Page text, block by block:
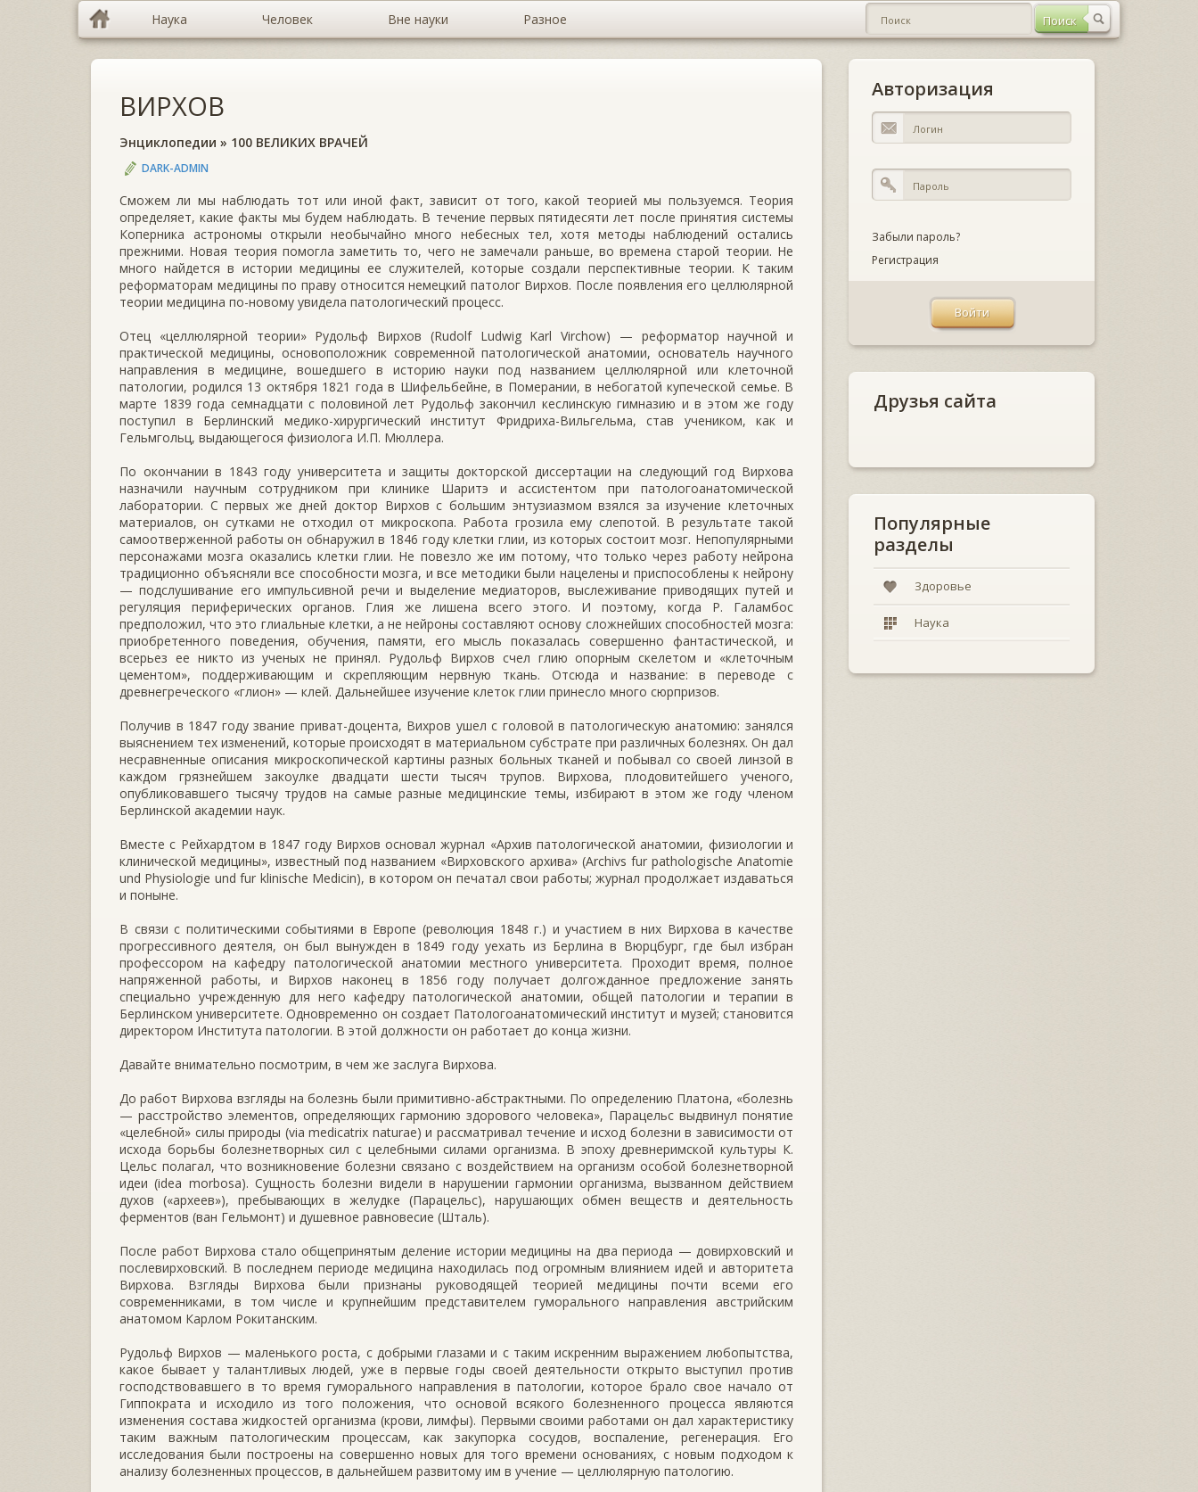
Наука Человек Вне науки Разное
ВИРХОВ
Энциклопедии » 100 ВЕЛИКИХ ВРАЧЕЙ
DARK-ADMIN
Сможем ли мы наблюдать тот или иной факт, зависит от того, какой теорией мы пользуемся. Теория
определяет, какие факты мы будем наблюдать. В течение первых пятидесяти лет после принятия системы
Коперника астрономы открыли необычайно много небесных тел, хотя методы наблюдений остались
прежними. Новая теория помогла заметить то, чего не замечали раньше, во времена старой теории. Не
много найдется в истории медицины ее служителей, которые создали перспективные теории. К таким
реформаторам медицины по праву относится немецкий патолог Вирхов. После появления его целлюлярной
теории медицина по-новому увидела патологический процесс.
Отец «целлюлярной теории» Рудольф Вирхов (Rudolf Ludwig Karl Virchow) — реформатор научной и
практической медицины, основоположник современной патологической анатомии, основатель научного
направления в медицине, вошедшего в историю науки под названием целлюлярной или клеточной
патологии, родился 13 октября 1821 года в Шифельбейне, в Померании, в небогатой купеческой семье. В
марте 1839 года семнадцати с половиной лет Рудольф закончил кеслинскую гимназию и в этом же году
поступил в Берлинский медико-хирургический институт Фридриха-Вильгельма, став учеником, как и
Гельмгольц, выдающегося физиолога И.П. Мюллера.
По окончании в 1843 году университета и защиты докторской диссертации на следующий год Вирхова
назначили научным сотрудником при клинике Шаритэ и ассистентом при патологоанатомической
лаборатории. С первых же дней доктор Вирхов с большим энтузиазмом взялся за изучение клеточных
материалов, он сутками не отходил от микроскопа. Работа грозила ему слепотой. В результате такой
самоотверженной работы он обнаружил в 1846 году клетки глии, из которых состоит мозг. Непопулярными
персонажами мозга оказались клетки глии. Не повезло же им потому, что только через работу нейрона
традиционно объясняли все способности мозга, и все методики были нацелены и приспособлены к нейрону
— подслушивание его импульсивной речи и выделение медиаторов, выслеживание приводящих путей и
регуляция периферических органов. Глия же лишена всего этого. И поэтому, когда Р. Галамбос
предположил, что это глиальные клетки, а не нейроны составляют основу сложнейших способностей мозга:
приобретенного поведения, обучения, памяти, его мысль показалась совершенно фантастической, и
всерьез ее никто из ученых не принял. Рудольф Вирхов счел глию опорным скелетом и «клеточным
цементом», поддерживающим и скрепляющим нервную ткань. Отсюда и название: в переводе с
древнегреческого «глион» — клей. Дальнейшее изучение клеток глии принесло много сюрпризов.
Получив в 1847 году звание приват-доцента, Вихров ушел с головой в патологическую анатомию: занялся
выяснением тех изменений, которые происходят в материальном субстрате при различных болезнях. Он дал
несравненные описания микроскопической картины разных больных тканей и побывал со своей линзой в
каждом грязнейшем закоулке двадцати шести тысяч трупов. Вирхова, плодовитейшего ученого,
опубликовавшего тысячу трудов на самые разные медицинские темы, избирают в этом же году членом
Берлинской академии наук.
Вместе с Рейхардтом в 1847 году Вирхов основал журнал «Архив патологической анатомии, физиологии и
клинической медицины», известный под названием «Вирховского архива» (Archivs fur pathologische Anatomie
und Physiologie und fur klinische Medicin), в котором он печатал свои работы; журнал продолжает издаваться
и поныне.
В связи с политическими событиями в Европе (революция 1848 г.) и участием в них Вирхова в качестве
прогрессивного деятеля, он был вынужден в 1849 году уехать из Берлина в Вюрцбург, где был избран
профессором на кафедру патологической анатомии местного университета. Проходит время, полное
напряженной работы, и Вирхов наконец в 1856 году получает долгожданное предложение занять
специально учрежденную для него кафедру патологической анатомии, общей патологии и терапии в
Берлинском университете. Одновременно он создает Патологоанатомический институт и музей; становится
директором Института патологии. В этой должности он работает до конца жизни.
Давайте внимательно посмотрим, в чем же заслуга Вирхова.
До работ Вирхова взгляды на болезнь были примитивно-абстрактными. По определению Платона, «болезнь
— расстройство элементов, определяющих гармонию здорового человека», Парацельс выдвинул понятие
«целебной» силы природы (via medicatrix naturae) и рассматривал течение и исход болезни в зависимости от
исхода борьбы болезнетворных сил с целебными силами организма. В эпоху древнеримской культуры К.
Цельс полагал, что возникновение болезни связано с воздействием на организм особой болезнетворной
идеи (idea morbosa). Сущность болезни видели в нарушении гармонии организма, вызванном действием
духов («археев»), пребывающих в желудке (Парацельс), нарушающих обмен веществ и деятельность
ферментов (ван Гельмонт) и душевное равновесие (Шталь).
После работ Вирхова стало общепринятым деление истории медицины на два периода — довирховский и
послевирховский. В последнем периоде медицина находилась под огромным влиянием идей и авторитета
Вирхова. Взгляды Вирхова были признаны руководящей теорией медицины почти всеми его
современниками, в том числе и крупнейшим представителем гуморального направления австрийским
анатомом Карлом Рокитанским.
Рудольф Вирхов — маленького роста, с добрыми глазами и с таким искренним выражением любопытства,
какое бывает у талантливых людей, уже в первые годы своей деятельности открыто выступил против
господствовавшего в то время гуморального направления в патологии, которое брало свое начало от
Гиппократа и исходило из того положения, что основой всякого болезненного процесса являются
изменения состава жидкостей организма (крови, лимфы). Первыми своими работами он дал характеристику
таким важным патологическим процессам, как закупорка сосудов, воспаление, регенерация. Его
исследования были построены на совершенно новых для того времени основаниях, с новым подходом к
анализу болезненных процессов, в дальнейшем развитому им в учение — целлюлярную патологию.
Авторизация
Забыли пароль?
Регистрация
Друзья сайта
Популярные
разделы
Здоровье
Наука